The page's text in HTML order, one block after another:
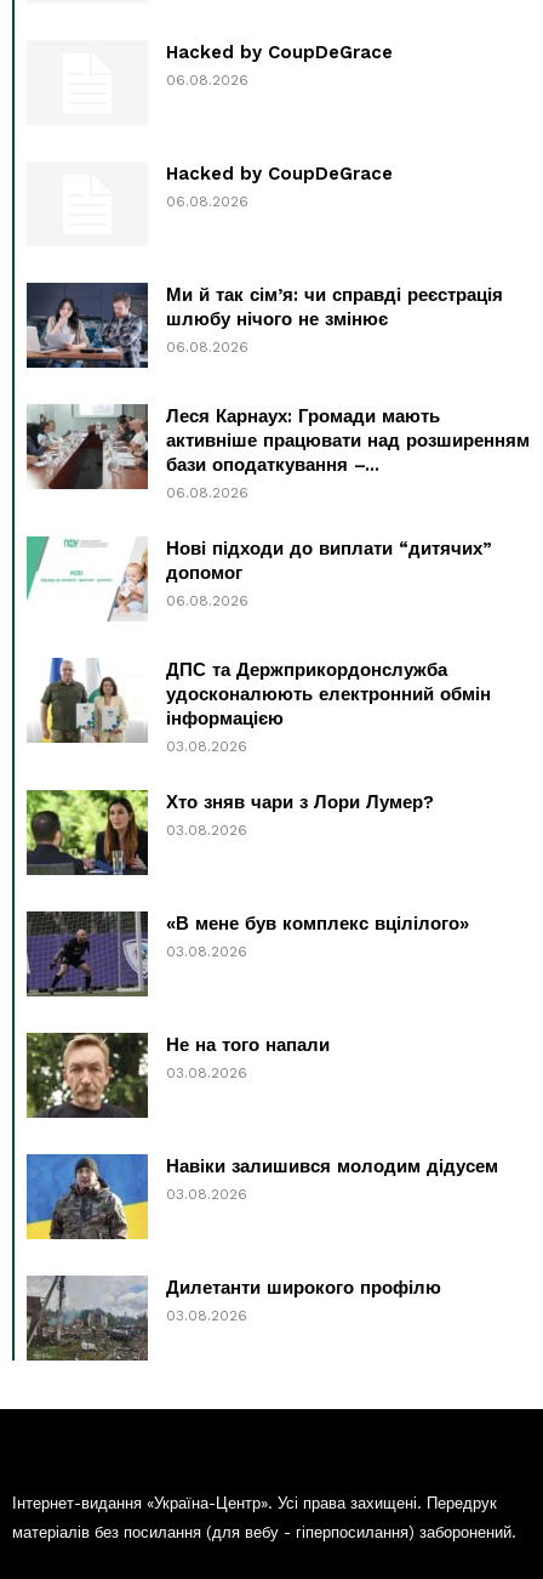
Hacked by CoupDeGrace
06.08.2026
Hacked by CoupDeGrace
06.08.2026
Ми й так сім’я: чи справді реєстрація
шлюбу нічого не змінює
06.08.2026
Леся Карнаух: Громади мають
активніше працювати над розширенням
бази оподаткування –...
06.08.2026
Нові підходи до виплати “дитячих”
допомог
06.08.2026
ДПС та Держприкордонслужба
удосконалюють електронний обмін
інформацією
03.08.2026
Хто зняв чари з Лори Лумер?
03.08.2026
«В мене був комплекс вцілілого»
03.08.2026
Не на того напали
03.08.2026
Навіки залишився молодим дідусем
03.08.2026
Дилетанти широкого профілю
03.08.2026
Інтернет-видання «Україна-Центр». Усі права захищені. Передрук
матеріалів без посилання (для вебу - гіперпосилання) заборонений.